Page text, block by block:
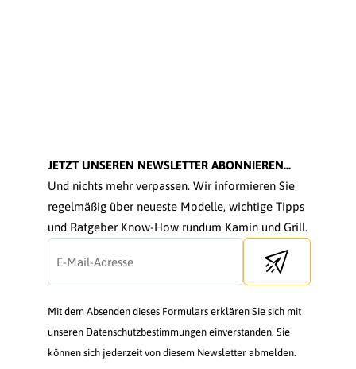
JETZT UNSEREN NEWSLETTER ABONNIEREN...
Und nichts mehr verpassen. Wir informieren Sie
regelmäßig über neueste Modelle, wichtige Tipps
und Ratgeber Know-How rundum Kamin und Grill.
Send newsletter
Mit dem Absenden dieses Formulars erklären Sie sich mit
unseren Datenschutzbestimmungen einverstanden. Sie
können sich jederzeit von diesem Newsletter abmelden.